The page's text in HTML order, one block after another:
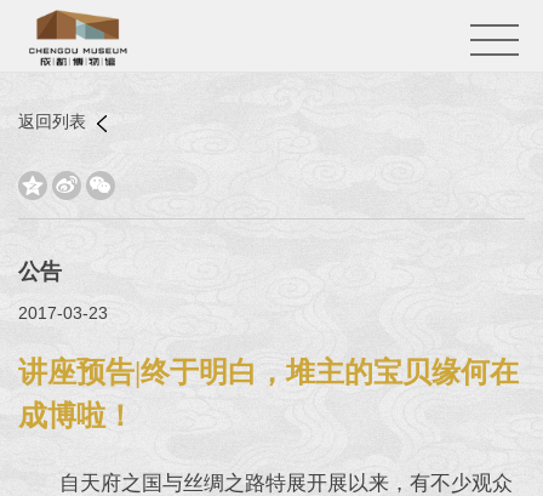
返回列表
  
公告
2017-03-23
讲座预告|终于明白，堆主的宝贝缘何在
成博啦！
自天府之国与丝绸之路特展开展以来，有不少观众